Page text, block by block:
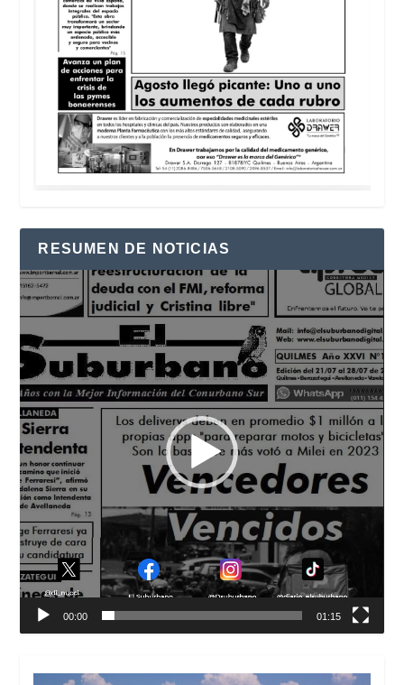
RESUMEN DE NOTICIAS
Reproductor
de
vídeo
00:00 01:15